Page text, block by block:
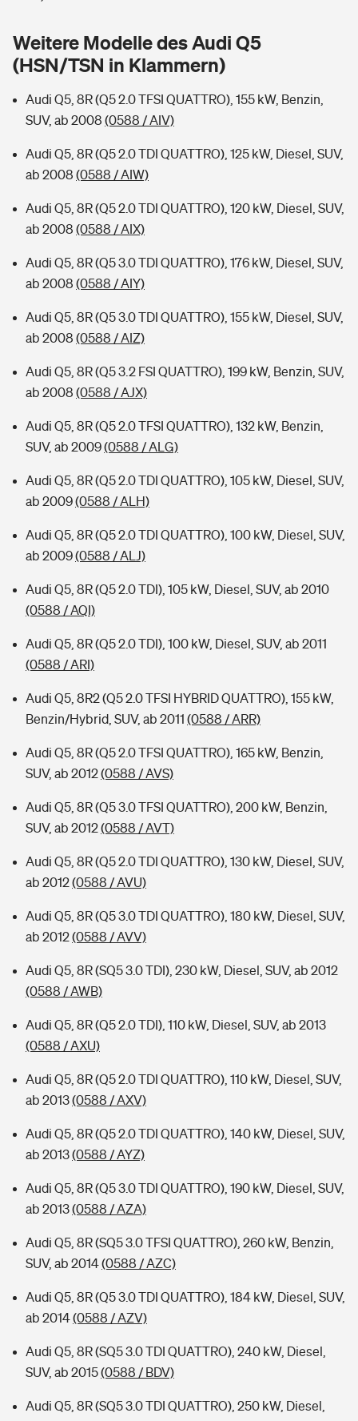
Wer versichert was: Jetzt Versicherer finden
Sie haben Fragen?
Musikinstrumentenversicherung
Zur Übersicht
Kinderunfall-Check: Mehr Sicherheit für deine Kids
Typklassen: So ist Ihr Auto eingestuft
Rentenrechner: Wie viel Geld bekomme ich im Alter?
Weitere Modelle des Audi Q5
(HSN/TSN in Klammern)
Audi Q5, 8R (Q5 2.0 TFSI QUATTRO), 155 kW, Benzin,
SUV, ab 2008 (0588 / AIV)
Audi Q5, 8R (Q5 2.0 TDI QUATTRO), 125 kW, Diesel, SUV,
ab 2008 (0588 / AIW)
Audi Q5, 8R (Q5 2.0 TDI QUATTRO), 120 kW, Diesel, SUV,
ab 2008 (0588 / AIX)
Audi Q5, 8R (Q5 3.0 TDI QUATTRO), 176 kW, Diesel, SUV,
ab 2008 (0588 / AIY)
Audi Q5, 8R (Q5 3.0 TDI QUATTRO), 155 kW, Diesel, SUV,
ab 2008 (0588 / AIZ)
Audi Q5, 8R (Q5 3.2 FSI QUATTRO), 199 kW, Benzin, SUV,
ab 2008 (0588 / AJX)
Audi Q5, 8R (Q5 2.0 TFSI QUATTRO), 132 kW, Benzin,
SUV, ab 2009(0588 / ALG)
Audi Q5, 8R (Q5 2.0 TDI QUATTRO), 105 kW, Diesel, SUV,
ab 2009(0588 / ALH)
Audi Q5, 8R (Q5 2.0 TDI QUATTRO), 100 kW, Diesel, SUV,
ab 2009(0588 / ALJ)
Audi Q5, 8R (Q5 2.0 TDI), 105 kW, Diesel, SUV, ab 2010
(0588 / AQI)
Audi Q5, 8R (Q5 2.0 TDI), 100 kW, Diesel, SUV, ab 2011
(0588 / ARI)
Audi Q5, 8R2 (Q5 2.0 TFSI HYBRID QUATTRO), 155 kW,
Benzin/Hybrid, SUV, ab 2011 (0588 / ARR)
Audi Q5, 8R (Q5 2.0 TFSI QUATTRO), 165 kW, Benzin,
SUV, ab 2012(0588 / AVS)
Audi Q5, 8R (Q5 3.0 TFSI QUATTRO), 200 kW, Benzin,
SUV, ab 2012(0588 / AVT)
Audi Q5, 8R (Q5 2.0 TDI QUATTRO), 130 kW, Diesel, SUV,
ab 2012(0588 / AVU)
Audi Q5, 8R (Q5 3.0 TDI QUATTRO), 180 kW, Diesel, SUV,
ab 2012(0588 / AVV)
Audi Q5, 8R (SQ5 3.0 TDI), 230 kW, Diesel, SUV, ab 2012
(0588 / AWB)
Audi Q5, 8R (Q5 2.0 TDI), 110 kW, Diesel, SUV, ab 2013
(0588 / AXU)
Audi Q5, 8R (Q5 2.0 TDI QUATTRO), 110 kW, Diesel, SUV,
ab 2013(0588 / AXV)
Audi Q5, 8R (Q5 2.0 TDI QUATTRO), 140 kW, Diesel, SUV,
ab 2013(0588 / AYZ)
Audi Q5, 8R (Q5 3.0 TDI QUATTRO), 190 kW, Diesel, SUV,
ab 2013(0588 / AZA)
Audi Q5, 8R (SQ5 3.0 TFSI QUATTRO), 260 kW, Benzin,
SUV, ab 2014(0588 / AZC)
Audi Q5, 8R (Q5 3.0 TDI QUATTRO), 184 kW, Diesel, SUV,
ab 2014(0588 / AZV)
Audi Q5, 8R (SQ5 3.0 TDI QUATTRO), 240 kW, Diesel,
SUV, ab 2015(0588 / BDV)
Audi Q5, 8R (SQ5 3.0 TDI QUATTRO), 250 kW, Diesel,